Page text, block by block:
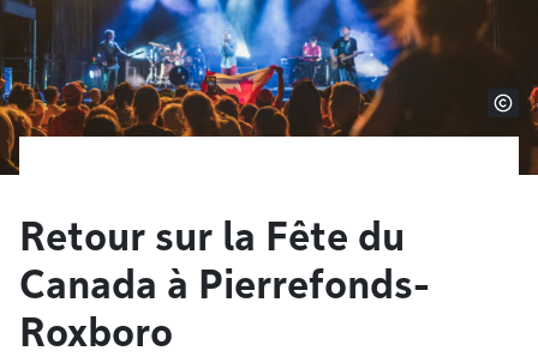
Retour sur la Fête du
Canada à Pierrefonds-
Roxboro